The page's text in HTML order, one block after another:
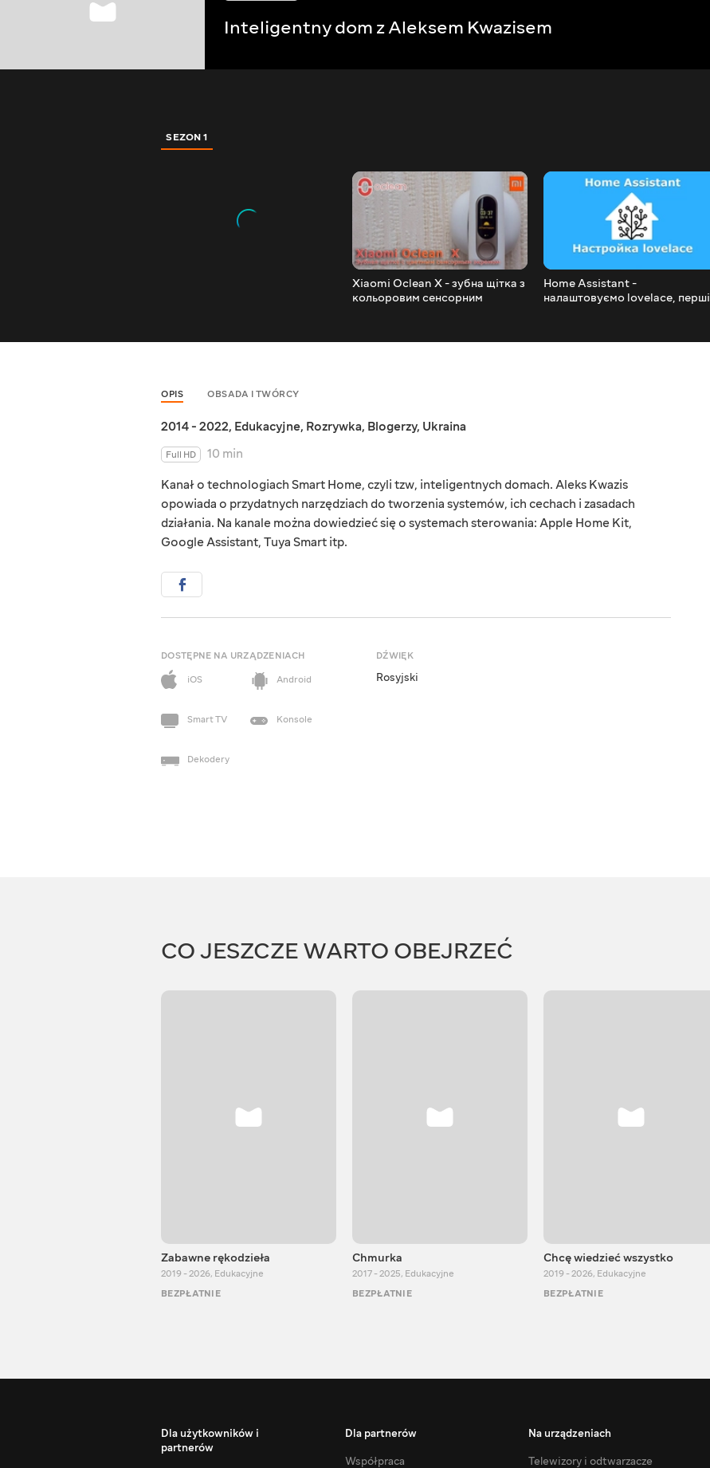
Inteligentny dom z Aleksem Kwazisem
SEZON 1
Xiaomi Oclean X - зубна щітка з
кольоровим сенсорним
Home Assistant -
налаштовуємо lovelace, перші
OPIS OBSADA I TWÓRCY
2014 - 2022, Edukacyjne, Rozrywka, Blogerzy, Ukraina
Full HD
10 min
Kanał o technologiach Smart Home, czyli tzw, inteligentnych domach. Aleks Kwazis
opowiada o przydatnych narzędziach do tworzenia systemów, ich cechach i zasadach
działania. Na kanale można dowiedzieć się o systemach sterowania: Apple Home Kit,
Google Assistant, Tuya Smart itp.
DOSTĘPNE NA URZĄDZENIACH
iOS
Android
Smart TV Konsole
Dekodery
DŹWIĘK
Rosyjski
CO JESZCZE WARTO OBEJRZEĆ
Zabawne rękodzieła
2019 - 2026, Edukacyjne
BEZPŁATNIE
Chmurka
2017 - 2025, Edukacyjne
BEZPŁATNIE
Chcę wiedzieć wszystko
2019 - 2026, Edukacyjne
BEZPŁATNIE
Dla użytkowników i
partnerów
Dla partnerów
Współpraca
Na urządzeniach
Telewizory i odtwarzacze